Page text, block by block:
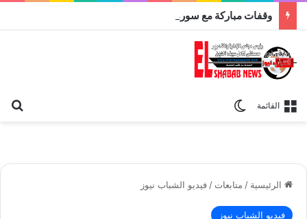
القائمة
الرئيسية / متابعات / فيديو الشباب نيوز
فيديو الشباب نيوز